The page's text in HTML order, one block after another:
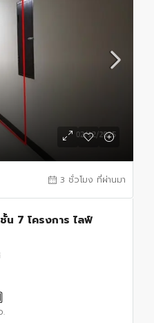
3 ชั่วโมง ที่ผ่านมา
น 7 โครงการ ไลฟ์
.